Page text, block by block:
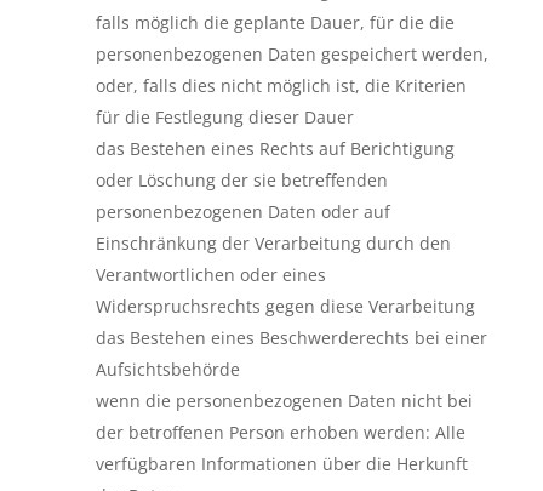
falls möglich die geplante Dauer, für die die
personenbezogenen Daten gespeichert werden,
oder, falls dies nicht möglich ist, die Kriterien
für die Festlegung dieser Dauer
das Bestehen eines Rechts auf Berichtigung
oder Löschung der sie betreffenden
personenbezogenen Daten oder auf
Einschränkung der Verarbeitung durch den
Verantwortlichen oder eines
Widerspruchsrechts gegen diese Verarbeitung
das Bestehen eines Beschwerderechts bei einer
Aufsichtsbehörde
wenn die personenbezogenen Daten nicht bei
der betroffenen Person erhoben werden: Alle
verfügbaren Informationen über die Herkunft